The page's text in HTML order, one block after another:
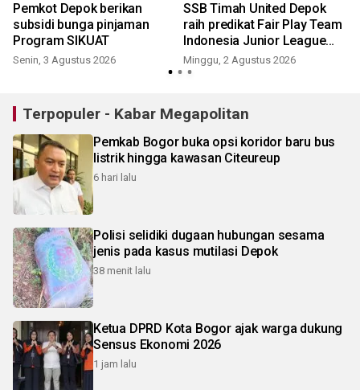
Pemkot Depok berikan
subsidi bunga pinjaman
Program SIKUAT
Senin, 3 Agustus 2026
SSB Timah United Depok
raih predikat Fair Play Team
Indonesia Junior League
2026
Minggu, 2 Agustus 2026
Terpopuler - Kabar Megapolitan
Pemkab Bogor buka opsi koridor baru bus
listrik hingga kawasan Citeureup
6 hari lalu
Polisi selidiki dugaan hubungan sesama
jenis pada kasus mutilasi Depok
38 menit lalu
Ketua DPRD Kota Bogor ajak warga dukung
Sensus Ekonomi 2026
1 jam lalu